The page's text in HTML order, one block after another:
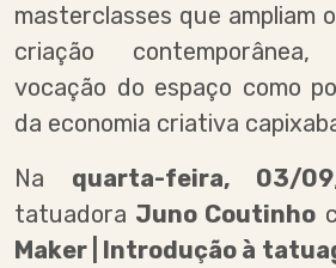
masterclasses que ampliam
criação
vocação do espaço como
da economia criativa
Na quarta-feira, 03/09
tatuadora Juno Coutinho
Maker | Introdução à